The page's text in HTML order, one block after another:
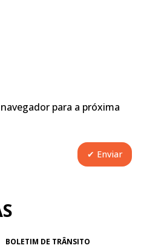
para a próxima
BOLETIM DE TRÂNSITO